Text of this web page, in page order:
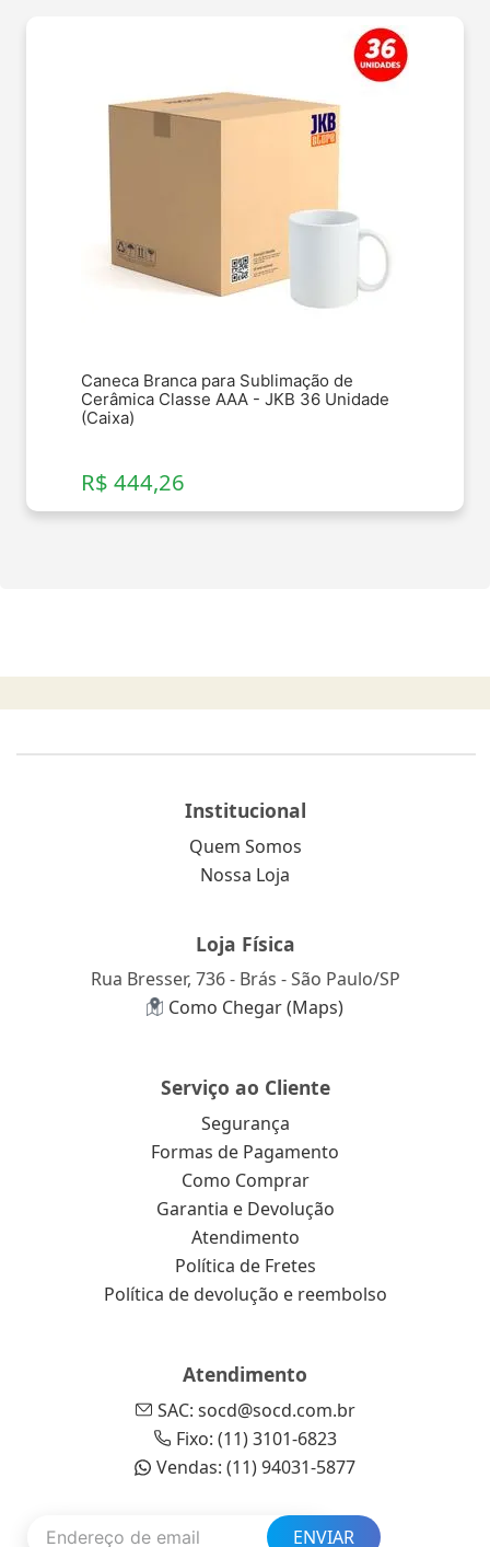
Caneca Branca para Sublimação de
Cerâmica Classe AAA - JKB 36 Unidade
(Caixa)
R$ 444,26
Institucional
Quem Somos
Nossa Loja
Loja Física
Rua Bresser, 736 - Brás - São Paulo/SP
Como Chegar (Maps)
Serviço ao Cliente
Segurança
Formas de Pagamento
Como Comprar
Garantia e Devolução
Atendimento
Política de Fretes
Política de devolução e reembolso
Atendimento
SAC: socd@socd.com.br
Fixo: (11) 3101-6823
Vendas: (11) 94031-5877
ENVIAR